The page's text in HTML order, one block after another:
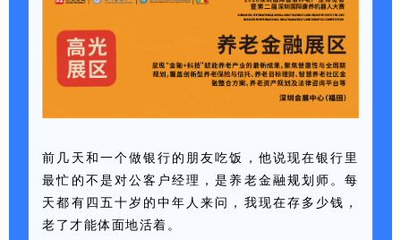
前几天和一个做银行的朋友吃饭，他说现在银行里
最忙的不是对公客户经理，是养老金融规划师。每
天都有四五十岁的中年人来问，我现在存多少钱，
老了才能体面地活着。